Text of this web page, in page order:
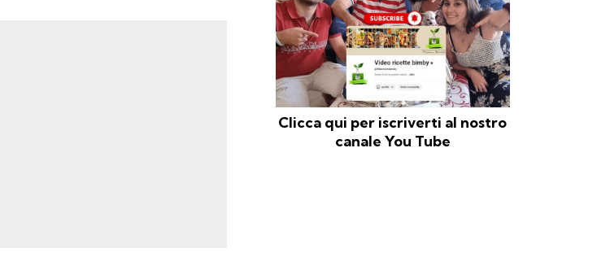
Clicca qui per iscriverti al nostro
canale You Tube